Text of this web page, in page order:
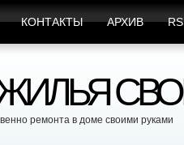
КОНТАКТЫ АРХИВ
ремонта в доме своими руками